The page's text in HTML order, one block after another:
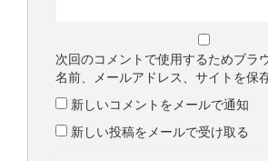
次回のコメントで使用するためブラ
名前、メールアドレス、サイトを保
新しいコメントをメールで通知
新しい投稿をメールで受け取る